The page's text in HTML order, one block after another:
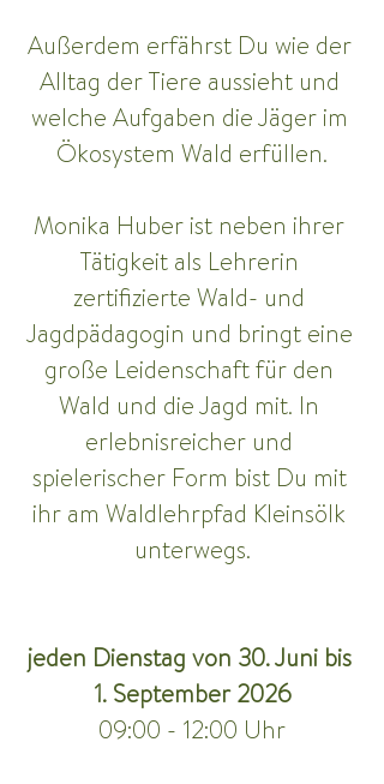
Außerdem erfährst Du wie der
Alltag der Tiere aussieht und
welche Aufgaben die Jäger im
Ökosystem Wald erfüllen.
Monika Huber ist neben ihrer
Tätigkeit als Lehrerin
zertifizierte Wald- und
Jagdpädagogin und bringt eine
große Leidenschaft für den
Wald und die Jagd mit. In
erlebnisreicher und
spielerischer Form bist Du mit
ihr am Waldlehrpfad Kleinsölk
unterwegs.
jeden Dienstag von 30. Juni bis
1. September 2026
09:00 - 12:00 Uhr